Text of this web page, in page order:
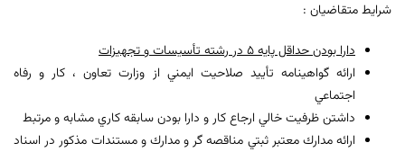
شرايط متقاضيان :
دارا بودن حداقل پايه 5 در رشته تأسيسات و تجهيزات
ارائه گواهينامه تأييد صلاحيت ايمني از وزارت تعاون ، كار و رفاه
اجتماعي
داشتن ظرفيت خالي ارجاع كار و دارا بودن سابقه كاري مشابه و مرتبط
ارائه مدارك معتبر ثبتي مناقصه گر و مدارك و مستندات مذكور در اسناد